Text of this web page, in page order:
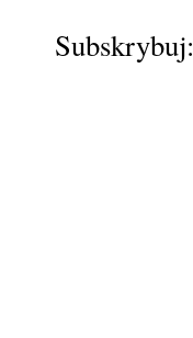
Subskrybuj: